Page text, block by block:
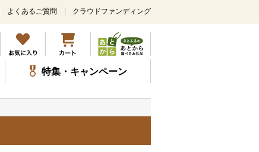
メ
ン
コ
ン
テ
ツ
ッ
よくあるご質問 クラウドファンディング
特集・キャンペーン